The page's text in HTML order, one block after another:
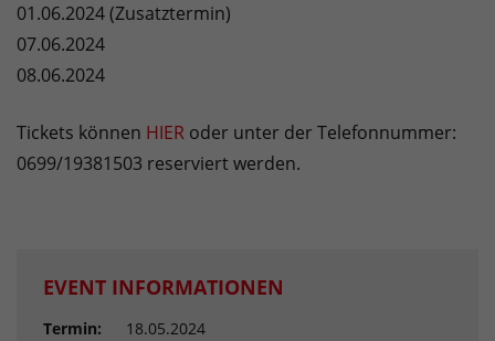
01.06.2024 (Zusatztermin)
07.06.2024
08.06.2024
Tickets können HIER oder unter der Telefonnummer:
0699/19381503 reserviert werden.
EVENT INFORMATIONEN
Termin:
18.05.2024